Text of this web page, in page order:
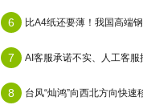
6 比A4纸还要薄！我国高端
7 AI客服承诺不实、人工客
8 台风“灿鸿”向西北方向快速